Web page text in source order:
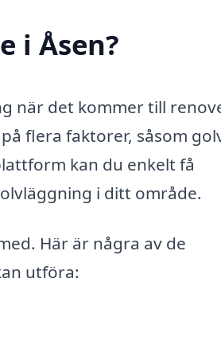
i Åsen?
när det kommer till
flera faktorer, såsom
kan du enkelt få
i ditt område.
Här är några av de
utföra: